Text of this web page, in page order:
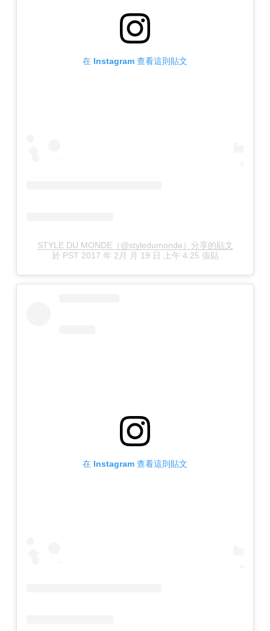
在 Instagram 查看這則貼文
STYLE DU MONDE（@styledumonde）分享的貼文
於 PST 2017 年 2月 月 19 日 上午 4:25 張貼
在 Instagram 查看這則貼文